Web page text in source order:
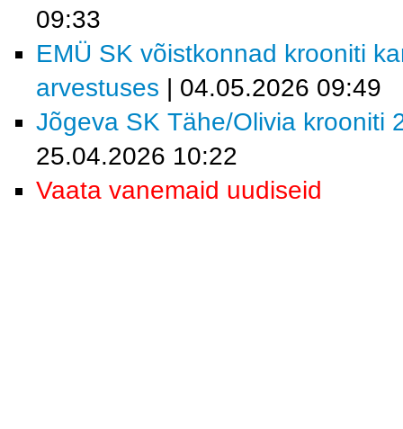
09:33
EMÜ SK võistkonnad krooniti
arvestuses | 04.05.2026 09:49
Jõgeva SK Tähe/Olivia krooniti
25.04.2026 10:22
Vaata vanemaid uudiseid